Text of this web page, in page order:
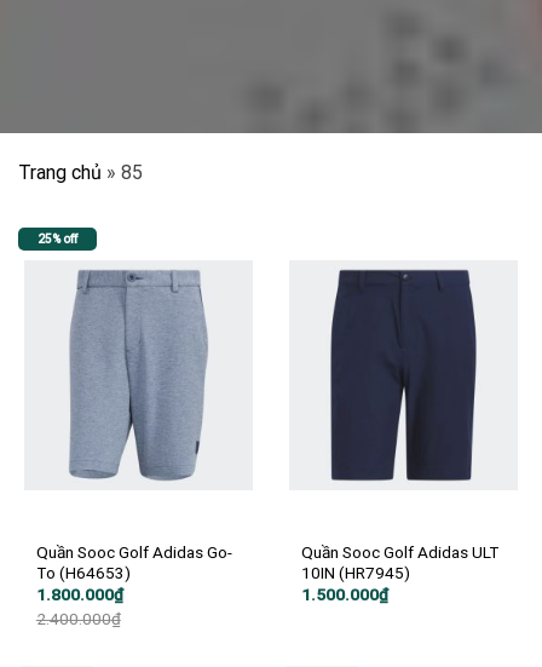
Trang chủ » 85
25% off
Quần Sooc Golf Adidas Go-
To (H64653)
2.400.000₫
Giá
là:
1.800.000₫
Giá
tại
Quần Sooc Golf Adidas ULT
10IN (HR7945)
1.500.000₫